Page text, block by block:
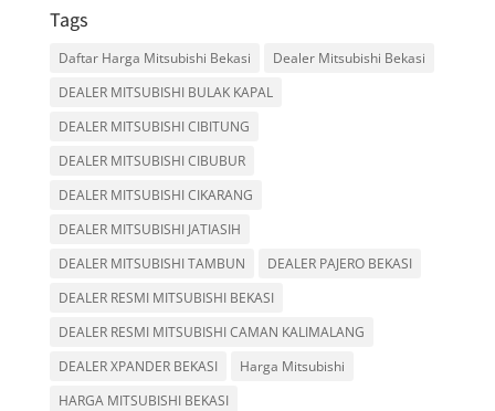
Tags
Daftar Harga Mitsubishi Bekasi
Dealer Mitsubishi Bekasi
DEALER MITSUBISHI BULAK KAPAL
DEALER MITSUBISHI CIBITUNG
DEALER MITSUBISHI CIBUBUR
DEALER MITSUBISHI CIKARANG
DEALER MITSUBISHI JATIASIH
DEALER MITSUBISHI TAMBUN
DEALER PAJERO BEKASI
DEALER RESMI MITSUBISHI BEKASI
DEALER RESMI MITSUBISHI CAMAN KALIMALANG
DEALER XPANDER BEKASI
Harga Mitsubishi
HARGA MITSUBISHI BEKASI